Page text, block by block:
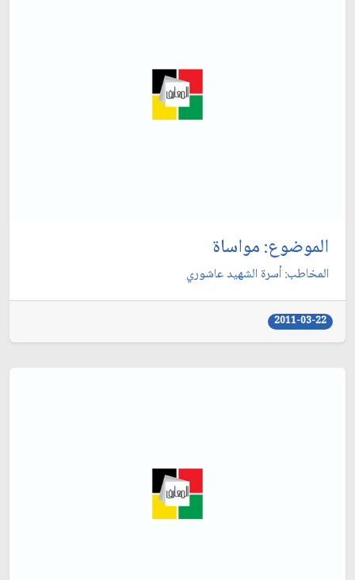
الموضوع: مواساة
المخاطب: أسرة الشهيد عاشوري‏
2011-03-22